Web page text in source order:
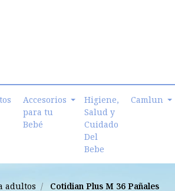
Accesorios
para tu
Bebé
Higiene,
Salud y
Cuidado
Del
Bebe
Camlun
adultos Cotidian Plus M 36 Pañales